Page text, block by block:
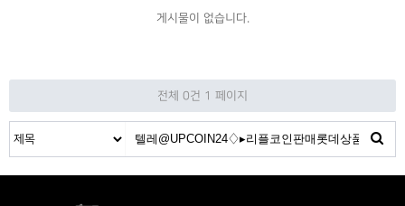
게시물이 없습니다.
전체 0건 1 페이지